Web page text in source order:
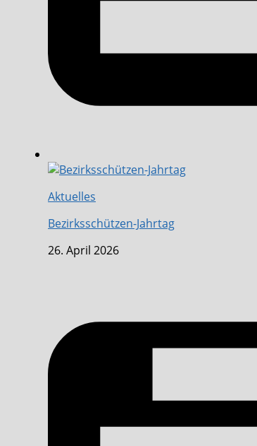
Aktuelles
Bezirksschützen-Jahrtag
26. April 2026